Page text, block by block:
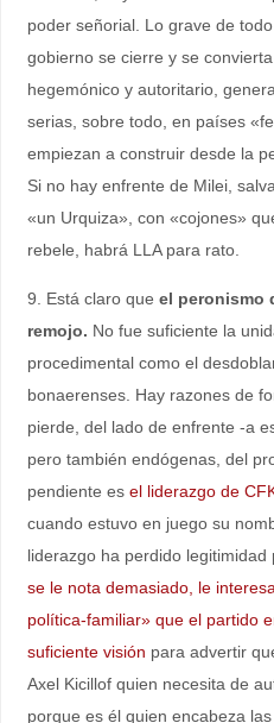
poder señorial. Lo grave de
gobierno se cierre y se
hegemónico y autoritario,
serias, sobre todo, en países
empiezan a construir desde la
Si no hay enfrente de Milei,
«un Urquiza», con «cojones»
rebele, habrá LLA para rato.
9. Está claro que el peronismo
remojo. No fue suficiente la
procedimental como el
bonaerenses. Hay razones de
pierde, del lado de enfrente -a
pero también endógenas, del
pendiente es el liderazgo de
cuando estuvo en juego su
liderazgo ha perdido legitimidad
se le nota demasiado, le
política-familiar» que el partido
suficiente visión para advertir
Axel Kicillof quien necesita de
porque es él quien encabeza